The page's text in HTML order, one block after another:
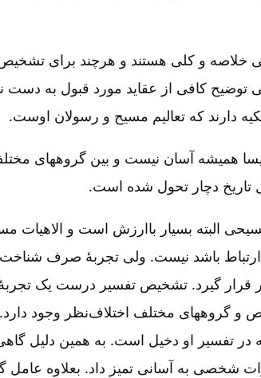
خلاصه و کلی هستند و هرچند برای
توضیح کافی از عقاید مورد قبول به دست
دارند که تعالیم مسیح و رسولان اوست.
همیشه آسان نیست و بین گروههای
تاریخ دچار تحول شده است.
البته بسیار باارزش است و الاهیات
باشد نیست. ولی تجربۀ صرف شناخت
قرار گیرد. تشخیص تفسیر درست یک
گروههای مختلف اختلاف‌نظر وجود دارد.
تفسیر او دخیل است. به همین دلیل
شخصی به آسانی تمیز داد. بعلاوه